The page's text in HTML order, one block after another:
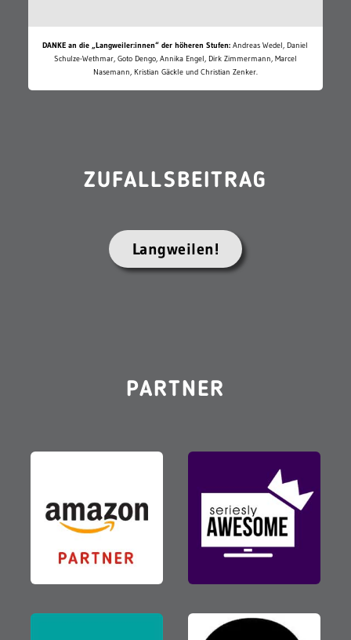
DANKE an die „Langweiler:innen“ der höheren Stufen: Andreas Wedel, Daniel
Schulze-Wethmar, Goto Dengo, Annika Engel, Dirk Zimmermann, Marcel
Nasemann, Kristian Gäckle und Christian Zenker.
ZUFALLSBEITRAG
Langweilen!
PARTNER